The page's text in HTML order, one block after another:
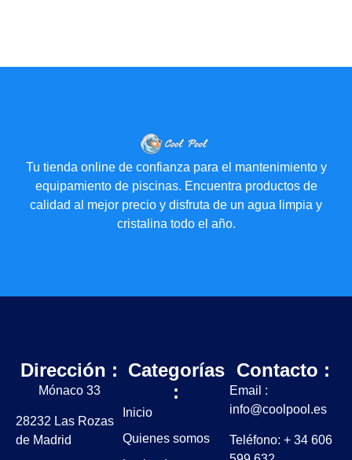
Tu tienda online de confianza para el mantenimiento y
equipamiento de piscinas. Encuentra productos de
calidad al mejor precio y disfruta de un agua limpia y
cristalina todo el año.
Dirección :
Mónaco 33
28232 Las Rozas
de Madrid
Categorías
:
Inicio
Quienes somos
Contacto :
Email :
info@coolpool.es
Teléfono: + 34 606